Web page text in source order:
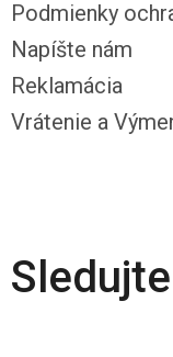
Podmienky
Napíšte nám
Reklamácia
Vrátenie a